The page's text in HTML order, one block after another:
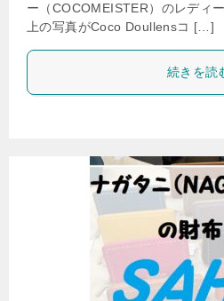
ー（COCOMEISTER）のレディ
上の写真がCoco Doullensコ […]
続きを読